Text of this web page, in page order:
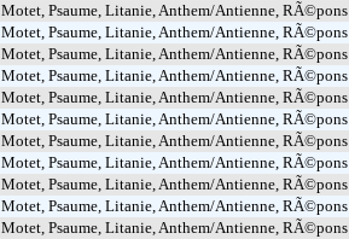
Motet, Psaume, Litanie, Anthem/Antienne, RÃ©pons
Motet, Psaume, Litanie, Anthem/Antienne, RÃ©pons
Motet, Psaume, Litanie, Anthem/Antienne, RÃ©pons
Motet, Psaume, Litanie, Anthem/Antienne, RÃ©pons
Motet, Psaume, Litanie, Anthem/Antienne, RÃ©pons
Motet, Psaume, Litanie, Anthem/Antienne, RÃ©pons
Motet, Psaume, Litanie, Anthem/Antienne, RÃ©pons
Motet, Psaume, Litanie, Anthem/Antienne, RÃ©pons
Motet, Psaume, Litanie, Anthem/Antienne, RÃ©pons
Motet, Psaume, Litanie, Anthem/Antienne, RÃ©pons
Motet, Psaume, Litanie, Anthem/Antienne, RÃ©pons